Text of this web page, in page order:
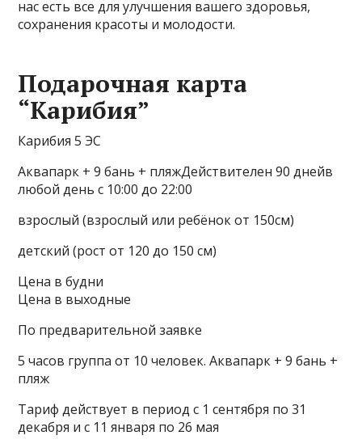
нас есть все для улучшения вашего здоровья,
сохранения красоты и молодости.
Подарочная карта
“Карибия”
Карибия 5 ЭС
Аквапарк + 9 бань + пляжДействителен 90 днейв
любой день с 10:00 до 22:00
взрослый (взрослый или ребёнок от 150см)
детский (рост от 120 до 150 см)
Цена в будни
Цена в выходные
По предварительной заявке
5 часов группа от 10 человек. Аквапарк + 9 бань +
пляж
Тариф действует в период с 1 сентября по 31
декабря и с 11 января по 26 мая